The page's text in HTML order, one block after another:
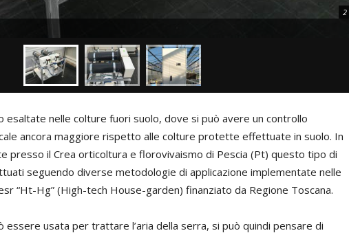
2
esaltate nelle colture fuori suolo, dove si può avere un controllo
ancora maggiore rispetto alle colture protette effettuate in suolo. In
presso il Crea orticoltura e florovivaismo di Pescia (Pt) questo tipo di
seguendo diverse metodologie di applicazione implementate nelle
“Ht-Hg” (High-tech House-garden) finanziato da Regione Toscana.
essere usata per trattare l’aria della serra, si può quindi pensare di